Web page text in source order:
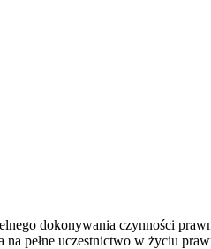
dokonywania czynności
pełne uczestnictwo w życiu